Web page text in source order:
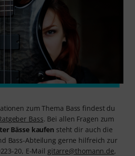
zum Thema Bass findest du
Bass. Bei allen Fragen zum
Bässe kaufen steht dir auch die
Bass-Abteilung gerne hilfreich zur
20, E-Mail gitarre@thomann.de,